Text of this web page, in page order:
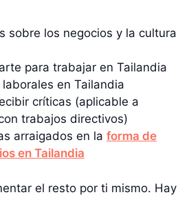
sobre los negocios y la cultura
para trabajar en Tailandia
en Tailandia
críticas (aplicable a
trabajos directivos)
arraigados en la forma de
en Tailandia
el resto por ti mismo. Hay